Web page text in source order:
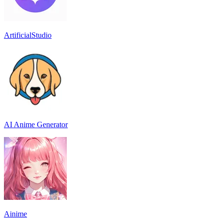
ArtificialStudio
AI Anime Generator
Ainime